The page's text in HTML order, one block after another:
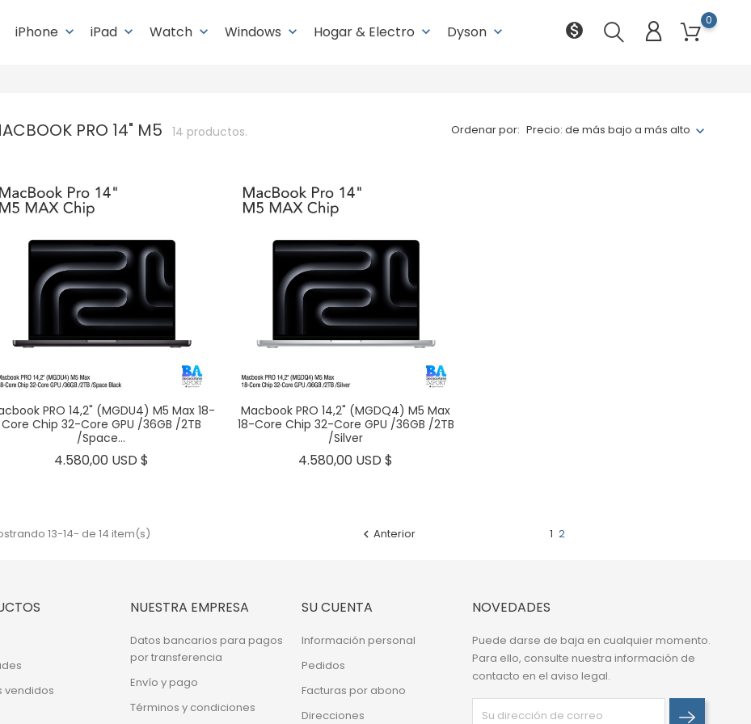
iPhone keyboard_arrow_down iPad keyboard_arrow_down Watch keyboard_arrow_down Windows keyboard_arrow_down Hogar & Electro keyboard_arrow_down Dyson keyboard_arrow_down
0
monetization_on
PRO 14" M5 14 productos. Ordenar por: Precio: de más bajo a más alto
PRO 14,2" (MGDU4) M5 Max 18-
Core Chip 32-Core GPU /36GB /2TB
/Space...
4.580,00 USD $
Macbook PRO 14,2" (MGDQ4) M5 Max
18-Core Chip 32-Core GPU /36GB /2TB
/Silver
4.580,00 USD $
13-14- de 14 item(s) Anterior 1 2
vendidos
NUESTRA EMPRESA
Datos bancarios para pagos
por transferencia
Envío y pago
Términos y condiciones
SU CUENTA
Información personal
Pedidos
Facturas por abono
Direcciones
NOVEDADES
Puede darse de baja en cualquier momento.
Para ello, consulte nuestra información de
contacto en el aviso legal.